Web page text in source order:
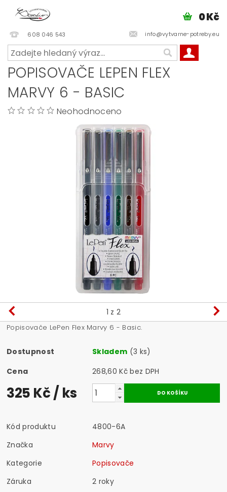
608 046 543 info@vytvarne-potreby.eu
0 Kč
POPISOVAČE LEPEN FLEX
MARVY 6 - BASIC
Neohodnoceno
1 z 2
Popisovače LePen Flex Marvy 6 - Basic.
Dostupnost Skladem (3 ks)
Cena
268,60 Kč bez DPH
325 Kč/ ks
Kód produktu
4800-6A
Značka
Marvy
Kategorie
Popisovače
Záruka
2 roky